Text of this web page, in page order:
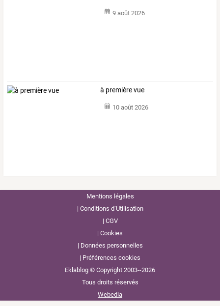
9 août 2026
à première vue
10 août 2026
Mentions légales
Conditions d’Utilisation
CGV
Cookies
Données personnelles
Préférences cookies
Eklablog © Copyright 2003--2026
Tous droits réservés
Webedia